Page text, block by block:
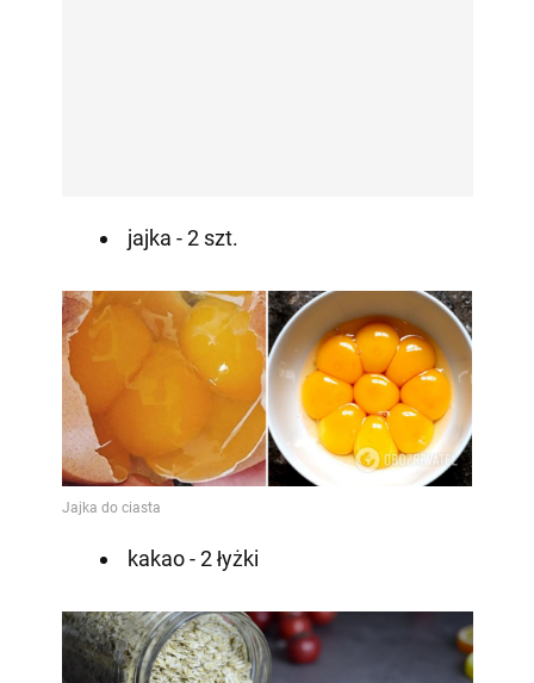
jajka - 2 szt.
kakao - 2 łyżki